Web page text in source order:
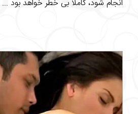
انجام شود، کاملا بی خطر خواهد بود ...